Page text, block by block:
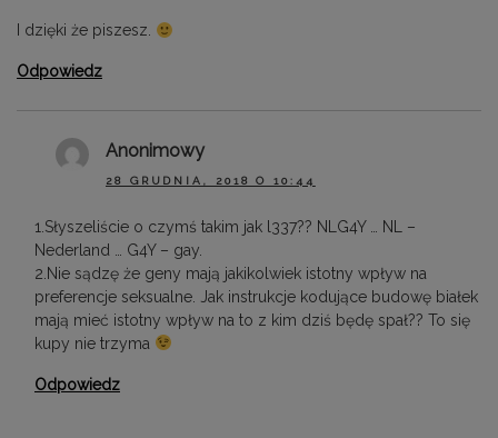
I dzięki że piszesz.
Odpowiedz
Anonimowy
28 GRUDNIA, 2018 O 10:44
1.Słyszeliście o czymś takim jak l337?? NLG4Y … NL –
Nederland … G4Y – gay.
2.Nie sądzę że geny mają jakikolwiek istotny wpływ na
preferencje seksualne. Jak instrukcje kodujące budowę białek
mają mieć istotny wpływ na to z kim dziś będę spał?? To się
kupy nie trzyma
Odpowiedz